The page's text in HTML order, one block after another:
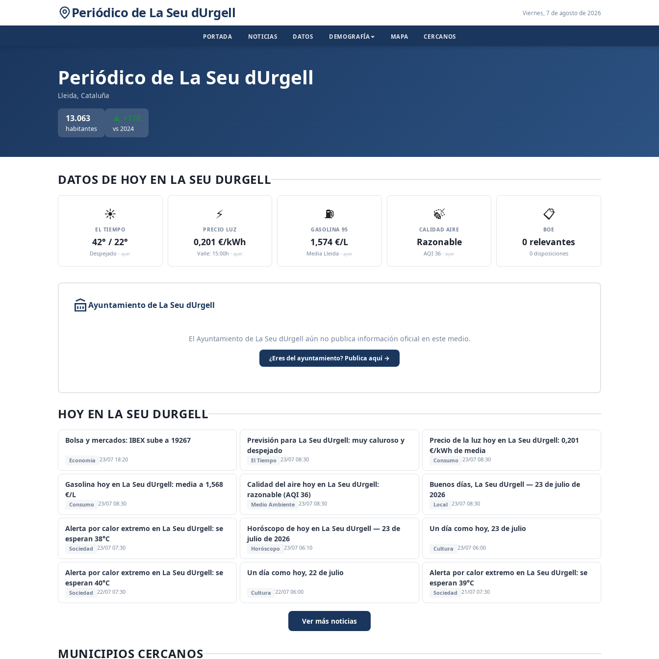
Periódico de La Seu dUrgell Viernes, 7 de agosto de 2026
PORTADA NOTICIAS DATOS DEMOGRAFÍA MAPA CERCANOS
Periódico de La Seu dUrgell
Lleida, Cataluña
13.063
habitantes
▲ +178
vs 2024
DATOS DE HOY EN LA SEU DURGELL
☀️
EL TIEMPO
42° / 22°
Despejado ·ayer
⚡
PRECIO LUZ
0,201 €/kWh
Valle: 15:00h · ayer
⛽️
GASOLINA 95
1,574 €/L
Media Lleida · ayer
🍃
CALIDAD AIRE
Razonable
AQI 36 ·ayer
📋
BOE
0 relevantes
0 disposiciones
Ayuntamiento de La Seu dUrgell
El Ayuntamiento de La Seu dUrgell aún no publica información oficial en este medio.
¿Eres del ayuntamiento? Publica aquí →
HOY EN LA SEU DURGELL
Bolsa y mercados: IBEX sube a 19267
Economía 23/07 18:20
Previsión para La Seu dUrgell: muy caluroso y
despejado
El Tiempo 23/07 08:30
Precio de la luz hoy en La Seu dUrgell: 0,201
€/kWh de media
Consumo 23/07 08:30
Gasolina hoy en La Seu dUrgell: media a 1,568
€/L
Consumo 23/07 08:30
Calidad del aire hoy en La Seu dUrgell:
razonable (AQI 36)
Medio Ambiente 23/07 08:30
Buenos días, La Seu dUrgell — 23 de julio de
2026
Local 23/07 08:30
Alerta por calor extremo en La Seu dUrgell: se
esperan 38°C
Sociedad 23/07 07:30
Horóscopo de hoy en La Seu dUrgell — 23 de
julio de 2026
Horóscopo 23/07 06:10
Un día como hoy, 23 de julio
Cultura 23/07 06:00
Alerta por calor extremo en La Seu dUrgell: se
esperan 40°C
Sociedad 22/07 07:30
Un día como hoy, 22 de julio
Cultura 22/07 06:00
Alerta por calor extremo en La Seu dUrgell: se
esperan 39°C
Sociedad 21/07 07:30
Ver más noticias
MUNICIPIOS CERCANOS